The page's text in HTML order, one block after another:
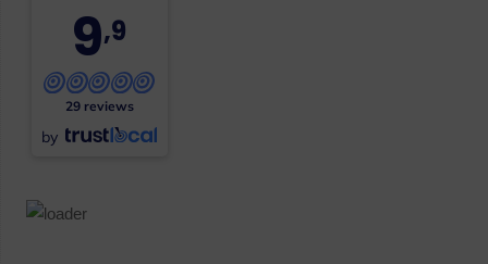
9,9
29 reviews
by